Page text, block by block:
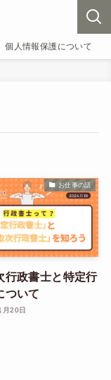
個人情報保護について
お仕事の話
行政書士と特定行
ついて
20日